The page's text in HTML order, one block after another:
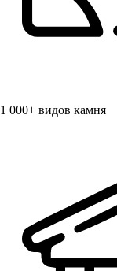
1 000+ видов камня